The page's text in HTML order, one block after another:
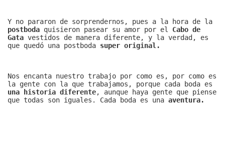
Y no pararon de sorprendernos, pues a la hora de la
postboda quisieron pasear su amor por el Cabo de
Gata vestidos de manera diferente, y la verdad, es
que quedó una postboda super original.
Nos encanta nuestro trabajo por como es, por como es
la gente con la que trabajamos, porque cada boda es
una historia diferente, aunque haya gente que piense
que todas son iguales. Cada boda es una aventura.